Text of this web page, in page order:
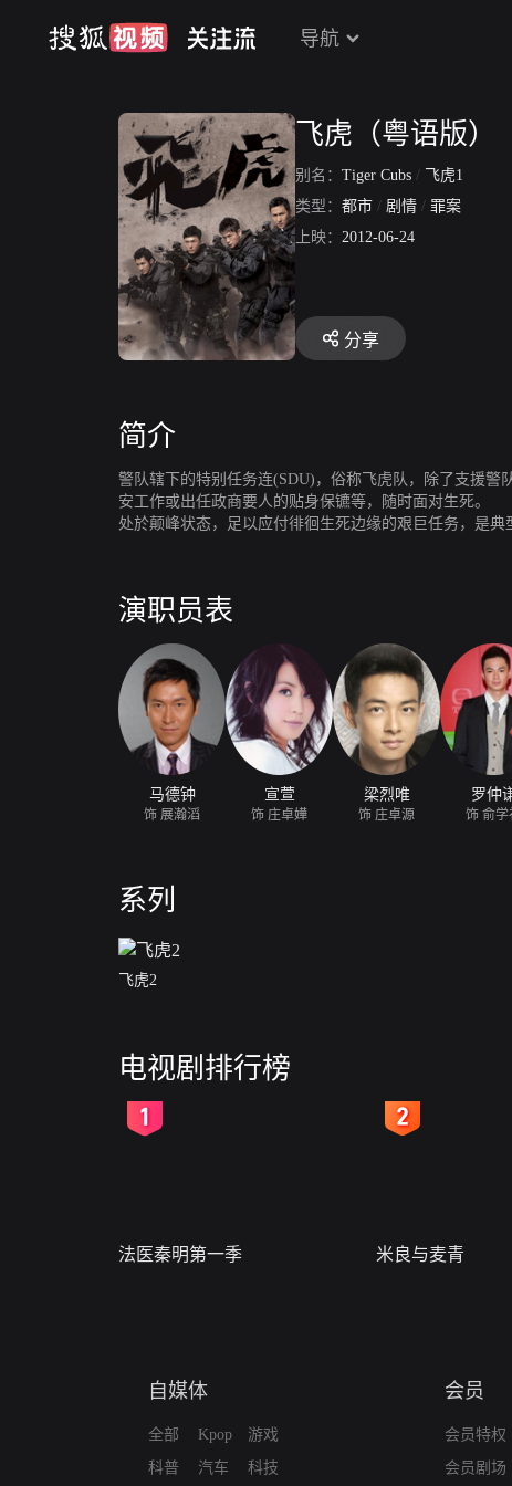
导航
飞虎（粤语版）
别名： Tiger Cubs / 飞虎1
类型： 都市 / 剧情 / 罪案
上映： 2012-06-24
分享
简介
警队辖下的特别任务连(SDU)，俗称飞虎队，除了支援
安工作或出任政商要人的贴身保镳等，随时面对生死。
处於颠峰状态，足以应付徘徊生死边缘的艰巨任务，是
优厚的张继光(翟威廉 饰)却只视飞虎队为高薪厚职；队
演职员表
马德钟
饰 展瀚滔
宣萱
饰 庄卓嬅
梁烈唯
饰 庄卓源
罗仲
饰 俞学
系列
飞虎2
电视剧排行榜
法医秦明第一季 米良与麦青
自媒体
全部
科普
Kpop
汽车
游戏
科技
会员
会员特权
会员剧场